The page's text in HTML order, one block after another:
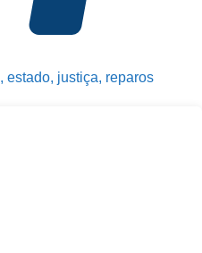
, estado, justiça, reparos